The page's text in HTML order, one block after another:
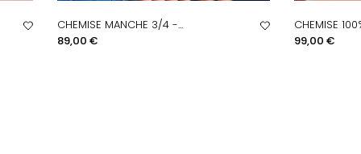
CHEMISE MANCHE 3/4 -...
Prix
89,00 €
CHEMISE
Prix
99,00 €